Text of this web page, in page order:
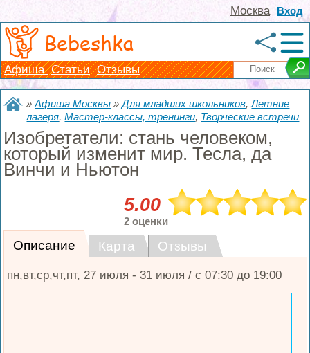
Вход
Москва
Bebeshka
Афиша Статьи Отзывы
»Афиша Москвы »Для младших школьников,Летние
лагеря,Мастер-классы, тренинги, Творческие встречи
Изобретатели: стань человеком,
который изменит мир. Тесла, да
Винчи и Ньютон
5.00
2 оценки
Описание Карта Отзывы
пн,вт,ср,чт,пт, 27 июля - 31 июля / с 07:30 до 19:00